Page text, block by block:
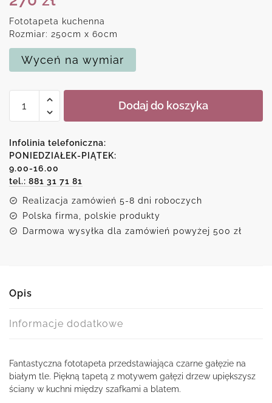
Fototapeta kuchenna
Rozmiar: 250cm x 60cm
Wyceń na wymiar
Fototapeta
kuchni
z
motywem
gałęzi
Dodaj do koszyka
Infolinia telefoniczna:
PONIEDZIAŁEK-PIĄTEK:
9.00-16.00
tel.: 881 31 71 81
Realizacja zamówień 5-8 dni roboczych
Polska firma, polskie produkty
Darmowa wysyłka dla zamówień powyżej 500 zł
Opis
Informacje dodatkowe
Fantastyczna fototapeta przedstawiająca czarne gałęzie na
białym tle. Piękną tapetą z motywem gałęzi drzew upiększysz
ściany w kuchni między szafkami a blatem.